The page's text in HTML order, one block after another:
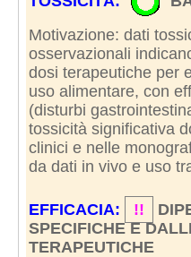
Motivazione: dati
osservazionali
dosi terapeutiche per
uso alimentare, con
(disturbi
tossicità significativa
clinici e nelle
da dati in vivo e uso
EFFICACIA: !!
SPECIFICHE E
TERAPEUTICHE